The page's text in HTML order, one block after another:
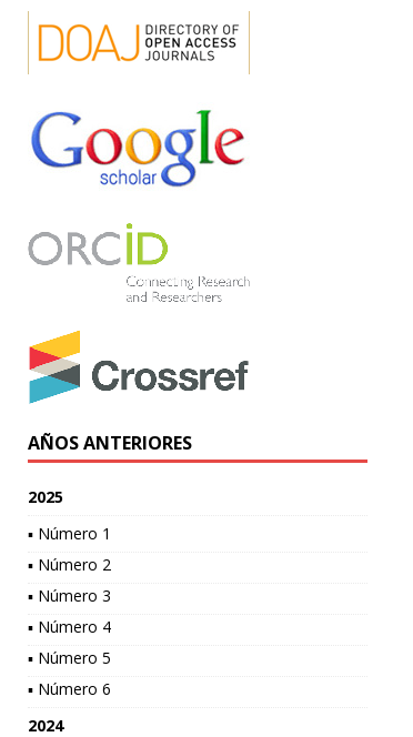
AÑOS ANTERIORES
2025
▪ Número 1
▪ Número 2
▪ Número 3
▪ Número 4
▪ Número 5
▪ Número 6
2024